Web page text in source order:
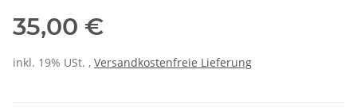
35,00 €
inkl. 19% USt. , Versandkostenfreie Lieferung